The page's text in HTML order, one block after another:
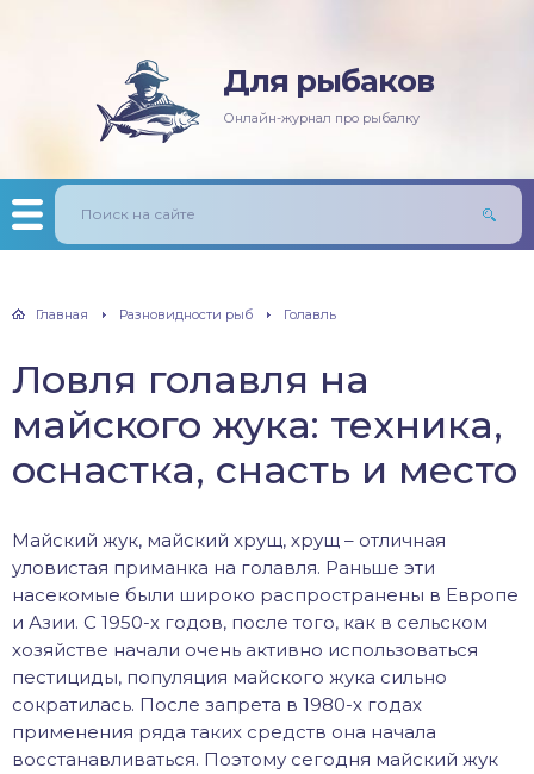
Для рыбаков
Онлайн-журнал про рыбалку
Главная Разновидности рыб Голавль
Ловля голавля на
майского жука: техника,
оснастка, снасть и место
Майский жук, майский хрущ, хрущ – отличная
уловистая приманка на голавля. Раньше эти
насекомые были широко распространены в Европе
и Азии. С 1950-х годов, после того, как в сельском
хозяйстве начали очень активно использоваться
пестициды, популяция майского жука сильно
сократилась. После запрета в 1980-х годах
применения ряда таких средств она начала
восстанавливаться. Поэтому сегодня майский жук
рыбалка
рыбалкаснасть
и донки
билет